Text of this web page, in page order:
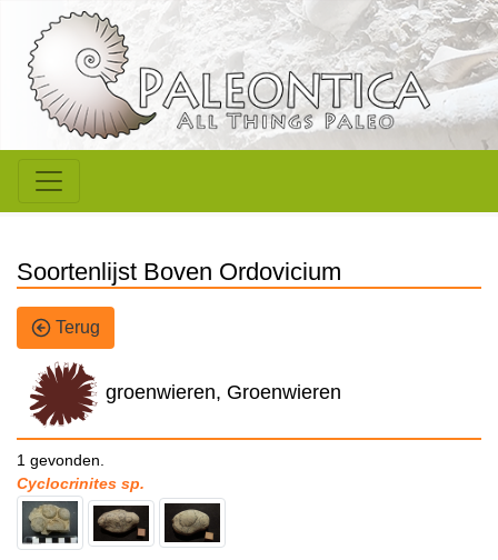
Soortenlijst Boven Ordovicium
Terug
groenwieren, Groenwieren
1 gevonden.
Cyclocrinites sp.